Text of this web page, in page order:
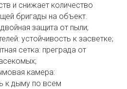
и снижает количество
бригады на объект.
защита от пыли;
устойчивость к засветке;
сетка: преграда от
камера:
к дыму по всем